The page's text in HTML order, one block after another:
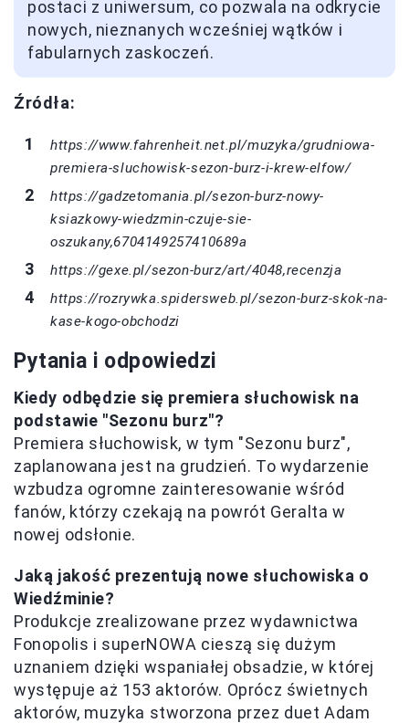
postaci z uniwersum, co pozwala na odkrycie
nowych, nieznanych wcześniej wątków i
fabularnych zaskoczeń.
Źródła:
https://www.fahrenheit.net.pl/muzyka/grudniowa-
premiera-sluchowisk-sezon-burz-i-krew-elfow/
https://gadzetomania.pl/sezon-burz-nowy-
ksiazkowy-wiedzmin-czuje-sie-
oszukany,6704149257410689a
https://gexe.pl/sezon-burz/art/4048,recenzja
https://rozrywka.spidersweb.pl/sezon-burz-skok-na-
kase-kogo-obchodzi
Pytania i odpowiedzi
Kiedy odbędzie się premiera słuchowisk na
podstawie "Sezonu burz"?
Premiera słuchowisk, w tym "Sezonu burz",
zaplanowana jest na grudzień. To wydarzenie
wzbudza ogromne zainteresowanie wśród
fanów, którzy czekają na powrót Geralta w
nowej odsłonie.
Jaką jakość prezentują nowe słuchowiska o
Wiedźminie?
Produkcje zrealizowane przez wydawnictwa
Fonopolis i superNOWA cieszą się dużym
uznaniem dzięki wspaniałej obsadzie, w której
występuje aż 153 aktorów. Oprócz świetnych
aktorów, muzyka stworzona przez duet Adam